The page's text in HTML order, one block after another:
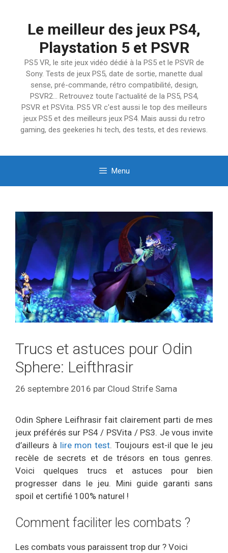
Le meilleur des jeux PS4,
Playstation 5 et PSVR
PS5 VR, le site jeux vidéo dédié à la PS5 et le PSVR de
Sony. Tests de jeux PS5, date de sortie, manette dual
sense, pré-commande, rétro compatibilité, design,
PSVR2… Retrouvez toute l'actualité de la PS5, PS4,
PSVR et PSVita. PS5 VR c'est aussi le top des meilleurs
jeux PS5 et des meilleurs jeux PS4. Mais aussi du retro
gaming, des geekeries hi tech, des tests, et des reviews.
Menu
Trucs et astuces pour Odin
Sphere: Leifthrasir
26 septembre 2016 par Cloud Strife Sama
Odin Sphere Leifhrasir fait clairement parti de mes
jeux préférés sur PS4 / PSVita / PS3. Je vous invite
d’ailleurs à lire mon test. Toujours est-il que le jeu
recèle de secrets et de trésors en tous genres.
Voici quelques trucs et astuces pour bien
progresser dans le jeu. Mini guide garanti sans
spoil et certifié 100% naturel !
Comment faciliter les combats ?
Les combats vous paraissent trop dur ? Voici